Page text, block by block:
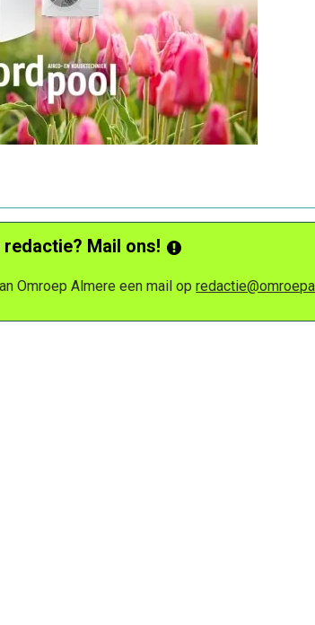
Mail ons!
Omroep Almere een mail op